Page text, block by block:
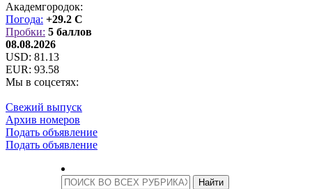
Академгородок:
Погода: +29.2 C
Пробки: 5 баллов
08.08.2026
USD: 81.13
EUR: 93.58
Мы в соцсетях:
Свежий выпуск
Архив номеров
Подать объявление
Подать объявление